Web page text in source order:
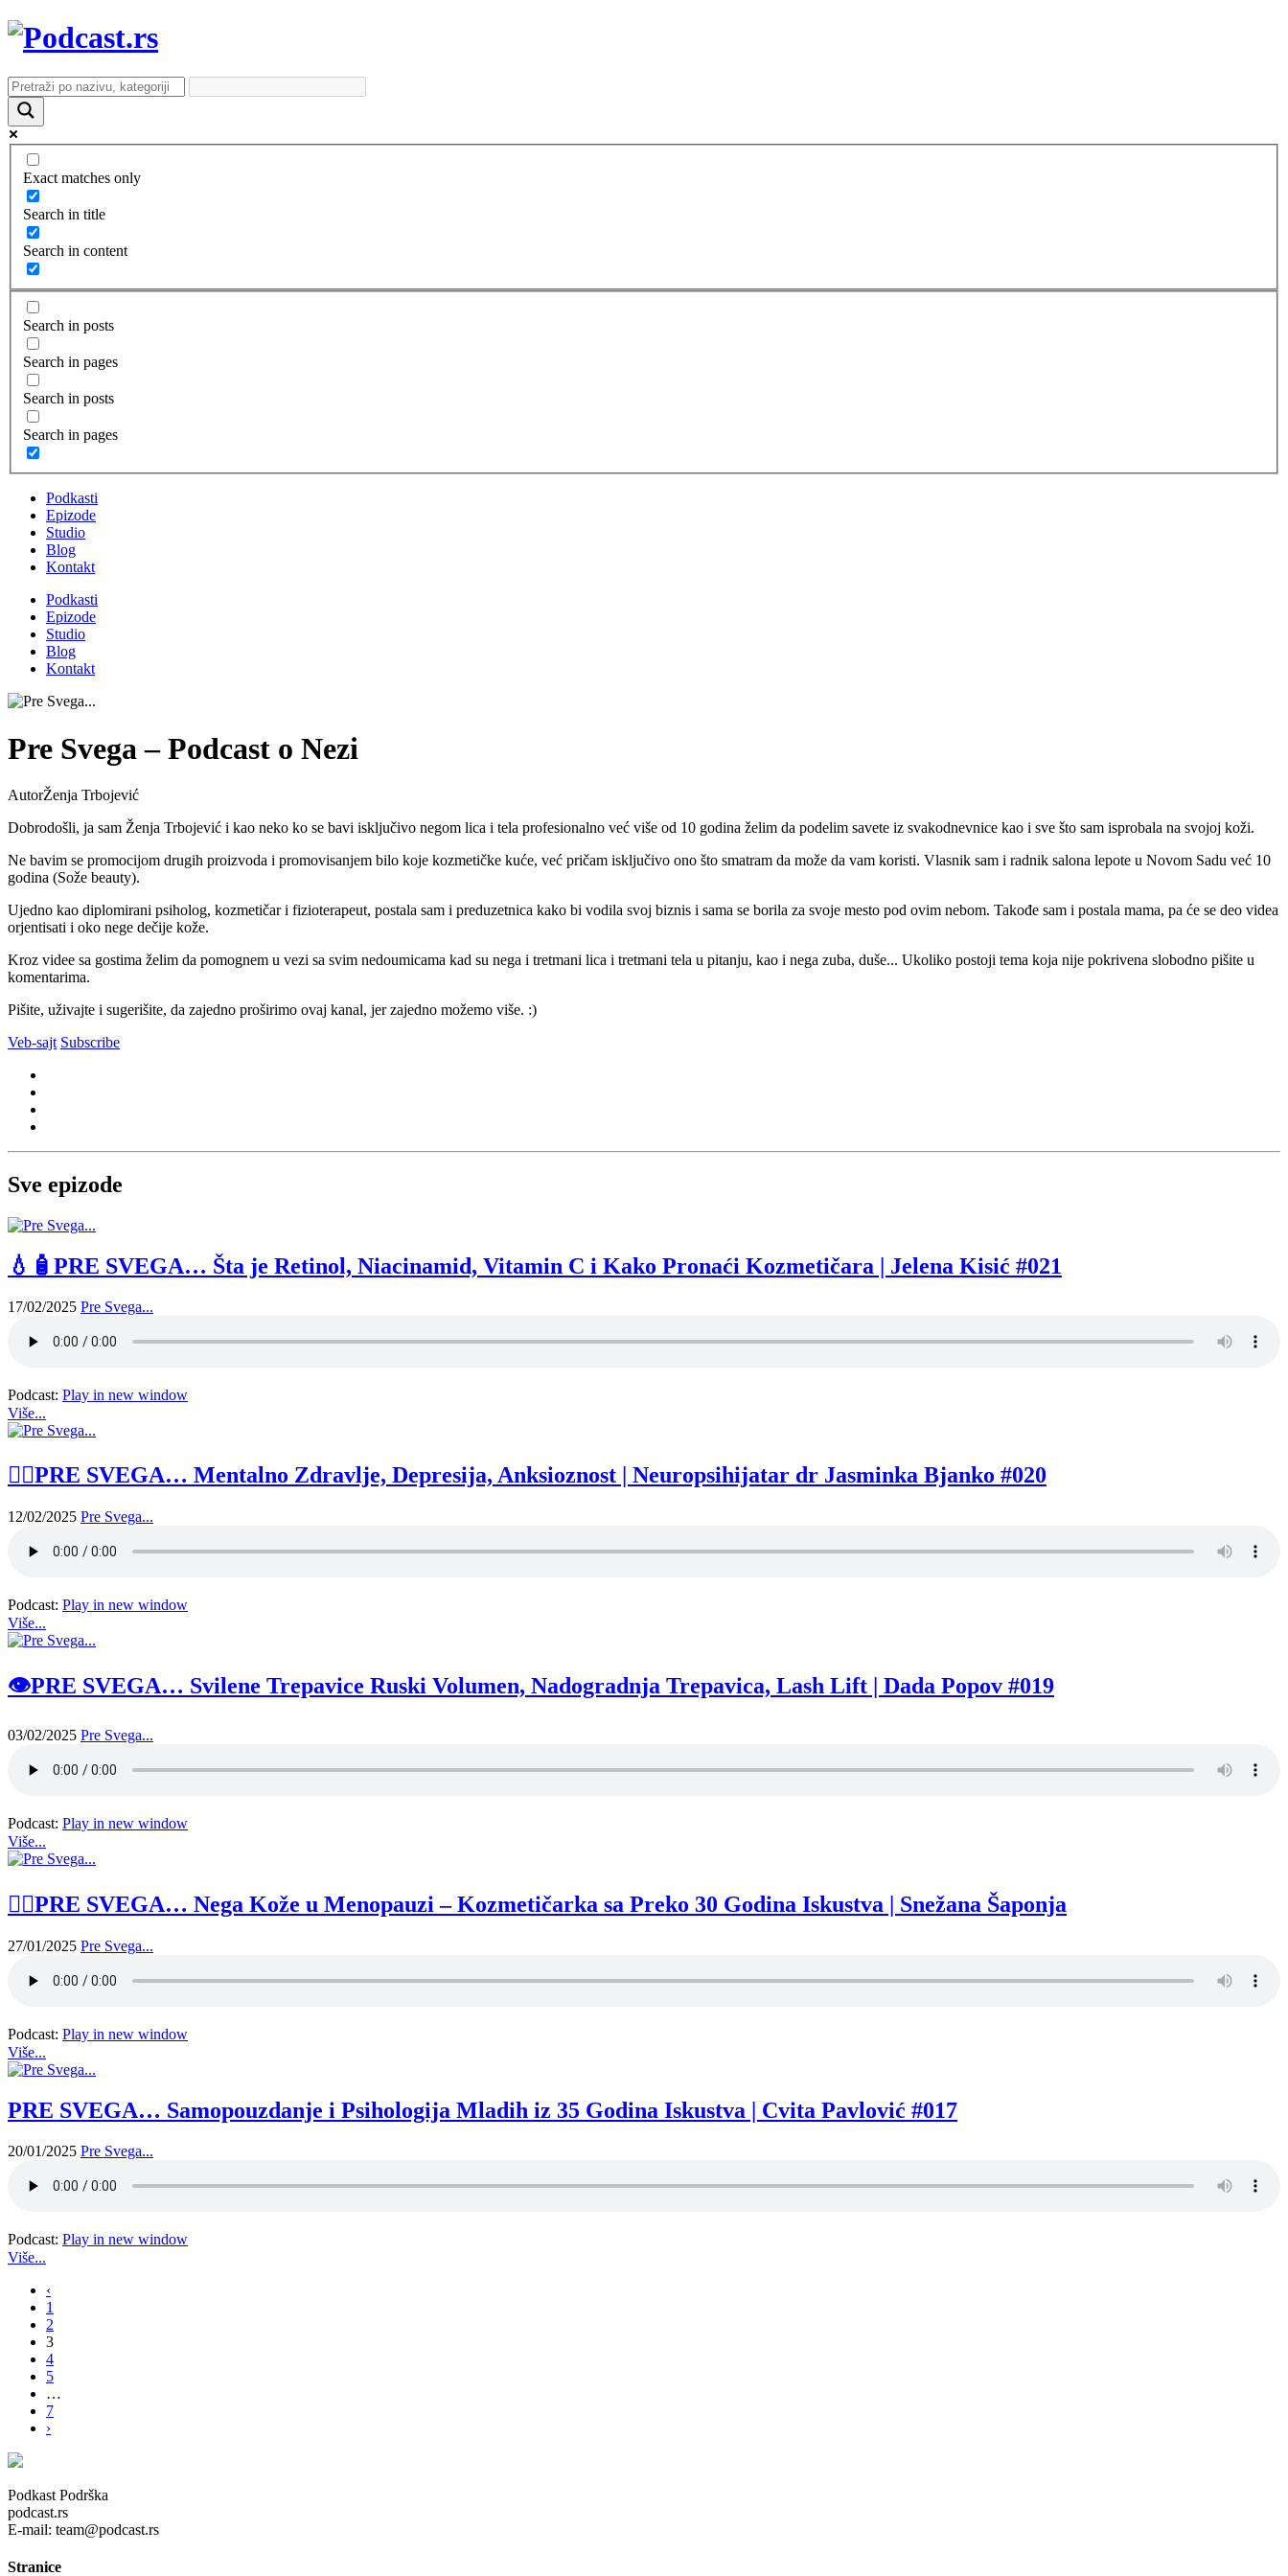
Exact matches only
Search in title
Search in content
Search in posts
Search in pages
Search in posts
Search in pages
Podkasti
Epizode
Studio
Blog
Kontakt
Podkasti
Epizode
Studio
Blog
Kontakt
Pre Svega – Podcast o Nezi
AutorŽenja Trbojević
Dobrodošli, ja sam Ženja Trbojević i kao neko ko se bavi isključivo negom lica i tela profesionalno već više od 10 godina želim da podelim savete iz svakodnevnice kao i sve što sam isprobala na svojoj koži.
Ne bavim se promocijom drugih proizvoda i promovisanjem bilo koje kozmetičke kuće, već pričam isključivo ono što smatram da može da vam koristi. Vlasnik sam i radnik salona lepote u Novom Sadu već 10
godina (Sože beauty).
Ujedno kao diplomirani psiholog, kozmetičar i fizioterapeut, postala sam i preduzetnica kako bi vodila svoj biznis i sama se borila za svoje mesto pod ovim nebom. Takođe sam i postala mama, pa će se deo videa
orjentisati i oko nege dečije kože.
Kroz videe sa gostima želim da pomognem u vezi sa svim nedoumicama kad su nega i tretmani lica i tretmani tela u pitanju, kao i nega zuba, duše... Ukoliko postoji tema koja nije pokrivena slobodno pišite u
komentarima.
Pišite, uživajte i sugerišite, da zajedno proširimo ovaj kanal, jer zajedno možemo više. :)
Veb-sajt Subscribe
Sve epizode
💧🧴PRE SVEGA… Šta je Retinol, Niacinamid, Vitamin C i Kako Pronaći Kozmetičara | Jelena Kisić #021
17/02/2025 Pre Svega...
Podcast: Play in new window
Više...
😵‍💫PRE SVEGA… Mentalno Zdravlje, Depresija, Anksioznost | Neuropsihijatar dr Jasminka Bjanko #020
12/02/2025 Pre Svega...
Podcast: Play in new window
Više...
👁️PRE SVEGA… Svilene Trepavice Ruski Volumen, Nadogradnja Trepavica, Lash Lift | Dada Popov #019
03/02/2025 Pre Svega...
Podcast: Play in new window
Više...
👱‍♀️PRE SVEGA… Nega Kože u Menopauzi – Kozmetičarka sa Preko 30 Godina Iskustva | Snežana Šaponja
27/01/2025 Pre Svega...
Podcast: Play in new window
Više...
PRE SVEGA… Samopouzdanje i Psihologija Mladih iz 35 Godina Iskustva | Cvita Pavlović #017
20/01/2025 Pre Svega...
Podcast: Play in new window
Više...
‹
1
2
3
4
5
…
7
›
Podkast Podrška
podcast.rs
E-mail: team@podcast.rs
Stranice